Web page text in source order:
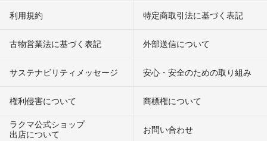
利用規約 特定商取引法に基づく表記
古物営業法に基づく表記 外部送信について
サステナビリティメッセージ 安心・安全のための取り組み
権利侵害について
商標権について
ラクマ公式ショップ
出店について
お問い合わせ